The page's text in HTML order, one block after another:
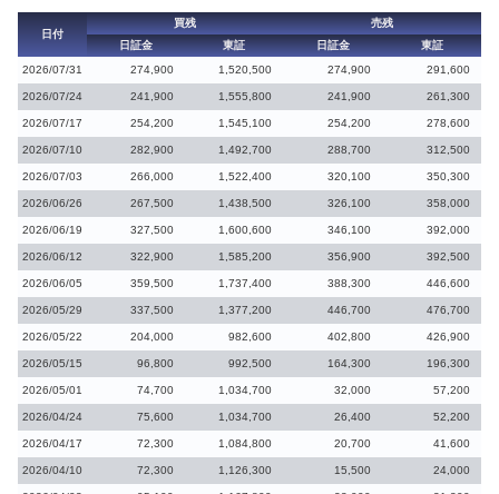
日付
買残
売残
日証金
東証 日証金
東証
2026/07/31
274,900 1,520,500 274,900 291,600
2026/07/24 241,900 1,555,800 241,900 261,300
2026/07/17 254,200 1,545,100 254,200 278,600
2026/07/10 282,900 1,492,700 288,700 312,500
2026/07/03 266,000 1,522,400 320,100 350,300
2026/06/26 267,500 1,438,500 326,100 358,000
2026/06/19 327,500 1,600,600 346,100 392,000
2026/06/12 322,900 1,585,200 356,900 392,500
2026/06/05 359,500 1,737,400 388,300 446,600
2026/05/29 337,500 1,377,200 446,700 476,700
2026/05/22 204,000 982,600 402,800 426,900
2026/05/15 96,800 992,500 164,300 196,300
2026/05/01 74,700 1,034,700 32,000 57,200
2026/04/24 75,600 1,034,700 26,400 52,200
2026/04/17 72,300 1,084,800 20,700 41,600
2026/04/10 72,300 1,126,300 15,500 24,000